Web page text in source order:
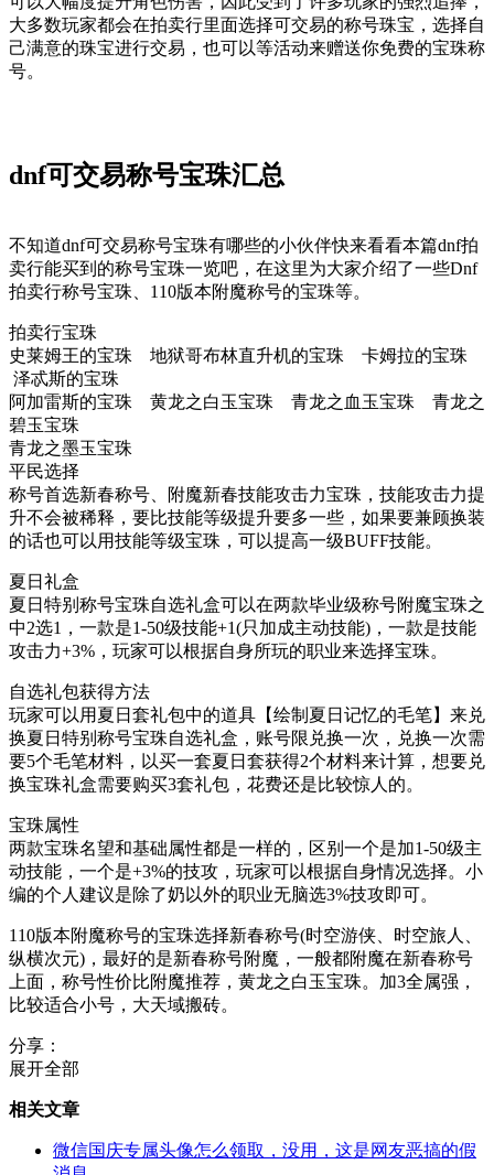
大多数玩家都会在拍卖行里面选择可交易的称号珠宝，选择自
己满意的珠宝进行交易，也可以等活动来赠送你免费的宝珠称
号。
dnf可交易称号宝珠汇总
不知道dnf可交易称号宝珠有哪些的小伙伴快来看看本篇dnf拍
卖行能买到的称号宝珠一览吧，在这里为大家介绍了一些Dnf
拍卖行称号宝珠、110版本附魔称号的宝珠等。
拍卖行宝珠
史莱姆王的宝珠 地狱哥布林直升机的宝珠 卡姆拉的宝珠
泽忒斯的宝珠
阿加雷斯的宝珠 黄龙之白玉宝珠 青龙之血玉宝珠 青龙之
碧玉宝珠
青龙之墨玉宝珠
平民选择
称号首选新春称号、附魔新春技能攻击力宝珠，技能攻击力提
升不会被稀释，要比技能等级提升要多一些，如果要兼顾换装
的话也可以用技能等级宝珠，可以提高一级BUFF技能。
夏日礼盒
夏日特别称号宝珠自选礼盒可以在两款毕业级称号附魔宝珠之
中2选1，一款是1-50级技能+1(只加成主动技能)，一款是技能
攻击力+3%，玩家可以根据自身所玩的职业来选择宝珠。
自选礼包获得方法
玩家可以用夏日套礼包中的道具【绘制夏日记忆的毛笔】来兑
换夏日特别称号宝珠自选礼盒，账号限兑换一次，兑换一次需
要5个毛笔材料，以买一套夏日套获得2个材料来计算，想要兑
换宝珠礼盒需要购买3套礼包，花费还是比较惊人的。
宝珠属性
两款宝珠名望和基础属性都是一样的，区别一个是加1-50级主
动技能，一个是+3%的技攻，玩家可以根据自身情况选择。小
编的个人建议是除了奶以外的职业无脑选3%技攻即可。
110版本附魔称号的宝珠选择新春称号(时空游侠、时空旅人、
纵横次元)，最好的是新春称号附魔，一般都附魔在新春称号
上面，称号性价比附魔推荐，黄龙之白玉宝珠。加3全属强，
比较适合小号，大天域搬砖。
分享：
展开全部
相关文章
微信国庆专属头像怎么领取，没用，这是网友恶搞的假